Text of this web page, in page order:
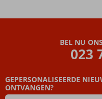
Ruime, nette
BEL NU
023
GEPERSONALISEERDE
ONTVANGEN?